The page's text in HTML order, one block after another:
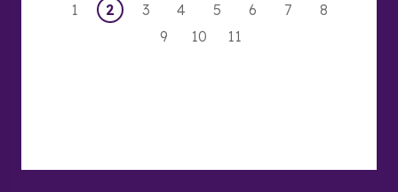
1 2 3 4 5 6 7
8
9
10 11